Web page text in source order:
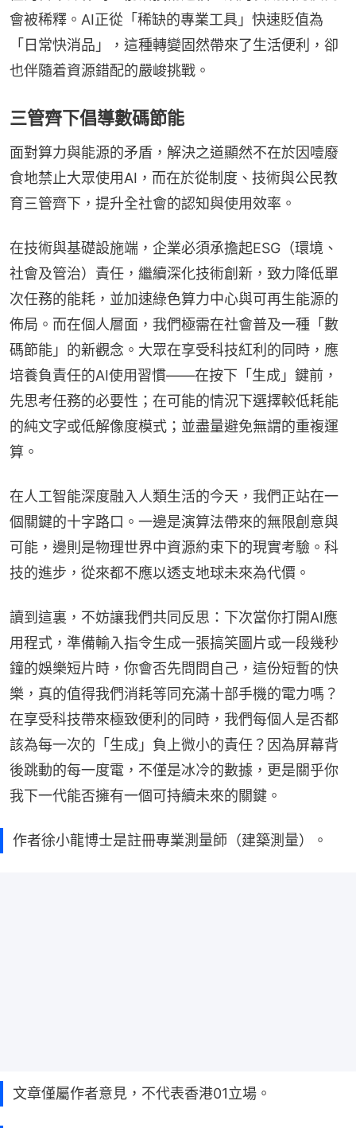
會被稀釋。AI正從「稀缺的專業工具」快速貶值為
「日常快消品」，這種轉變固然帶來了生活便利，卻
也伴隨着資源錯配的嚴峻挑戰。
三管齊下倡導數碼節能
面對算力與能源的矛盾，解決之道顯然不在於因噎廢
食地禁止大眾使用AI，而在於從制度、技術與公民教
育三管齊下，提升全社會的認知與使用效率。
在技術與基礎設施端，企業必須承擔起ESG（環境、
社會及管治）責任，繼續深化技術創新，致力降低單
次任務的能耗，並加速綠色算力中心與可再生能源的
佈局。而在個人層面，我們極需在社會普及一種「數
碼節能」的新觀念。大眾在享受科技紅利的同時，應
培養負責任的AI使用習慣——在按下「生成」鍵前，
先思考任務的必要性；在可能的情況下選擇較低耗能
的純文字或低解像度模式；並盡量避免無謂的重複運
算。
在人工智能深度融入人類生活的今天，我們正站在一
個關鍵的十字路口。一邊是演算法帶來的無限創意與
可能，邊則是物理世界中資源約束下的現實考驗。科
技的進步，從來都不應以透支地球未來為代價。
讀到這裏，不妨讓我們共同反思：下次當你打開AI應
用程式，準備輸入指令生成一張搞笑圖片或一段幾秒
鐘的娛樂短片時，你會否先問問自己，這份短暫的快
樂，真的值得我們消耗等同充滿十部手機的電力嗎？
在享受科技帶來極致便利的同時，我們每個人是否都
該為每一次的「生成」負上微小的責任？因為屏幕背
後跳動的每一度電，不僅是冰冷的數據，更是關乎你
我下一代能否擁有一個可持續未來的關鍵。
作者徐小龍博士是註冊專業測量師（建築測量）。
文章僅屬作者意見，不代表香港01立場。